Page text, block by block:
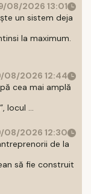
08/2026 13:01
un sistem deja
la maximum.
08/2026 12:44
cea mai amplă
locul ...
08/2026 12:30
de la
să fie construit